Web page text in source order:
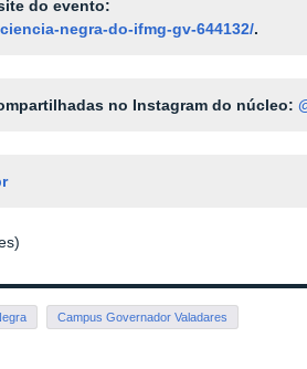
do evento:
negra-do-ifmg-gv-644132/.
no Instagram do núcleo:
Campus Governador Valadares